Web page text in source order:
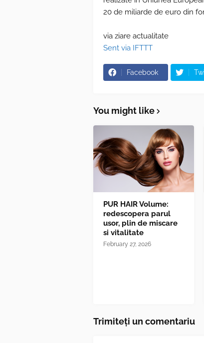
20 de miliarde de euro din
via ziare actualitate
Sent via IFTTT
Facebook
You might like
PUR HAIR Volume:
redescopera parul
usor, plin de miscare
si vitalitate
February 27, 2026
Trimiteți un comentariu